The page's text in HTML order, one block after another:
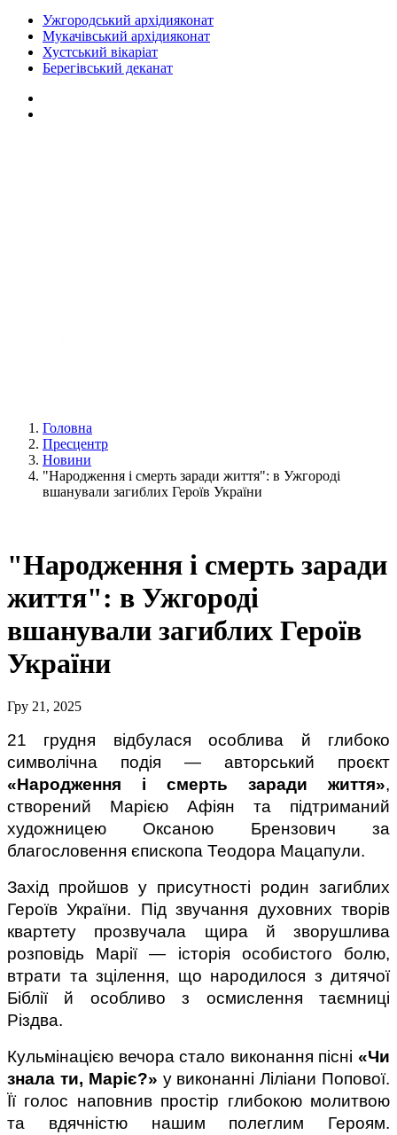
Ужгородський архідияконат
Мукачівський архідияконат
Хустський вікаріат
Берегівський деканат
Головна
Пресцентр
Новини
"Народження і смерть заради життя": в Ужгороді
вшанували загиблих Героїв України
"Народження і смерть заради
життя": в Ужгороді
вшанували загиблих Героїв
України
Гру 21, 2025
21 грудня відбулася особлива й глибоко
«Народження і смерть заради життя»,
створений Марією Афіян та підтриманий
художницею Оксаною Брензович за
благословення єпископа Теодора Мацапули.
Захід пройшов у присутності родин загиблих
Героїв України. Під звучання духовних творів
квартету прозвучала щира й зворушлива
розповідь Марії — історія особистого болю,
втрати та зцілення, що народилося з дитячої
Біблії й особливо з осмислення таємниці
Різдва.
Кульмінацією вечора стало виконання пісні «Чи
знала ти, Маріє?» у виконанні Ліліани Попової.
Її голос наповнив простір глибокою молитвою
та вдячністю нашим полеглим Героям.